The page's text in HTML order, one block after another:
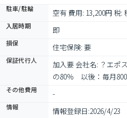
駐車/駐輪 空有 費用: 13,200円 税:
入居時期 即
損保 住宅保険: 要
保証代行人
加入要 会社名: ？エポ
の80％　以後：毎月
その他費用 -
情報 情報登録日:2026/4/23